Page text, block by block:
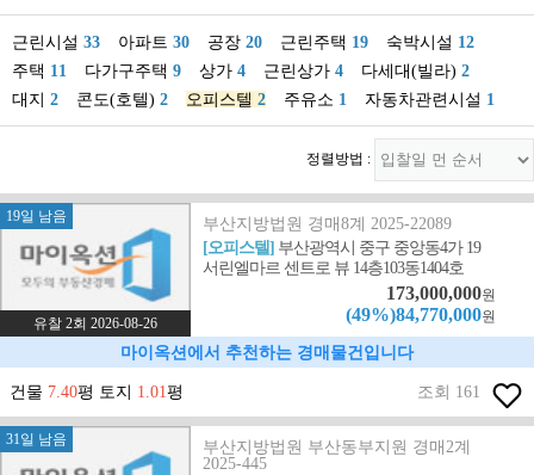
근린시설 33 아파트 30 공장 20 근린주택 19 숙박시설 12
주택 11 다가구주택 9 상가 4 근린상가 4 다세대(빌라) 2
대지 2 콘도(호텔) 2 오피스텔 2 주유소 1 자동차관련시설 1
정렬방법 :
19일 남음
유찰 2회 2026-08-26
부산지방법원 경매8계 2025-22089
[오피스텔] 부산광역시 중구 중앙동4가 19
서린엘마르 센트로 뷰 14층103동1404호
173,000,000원
(49%)84,770,000원
마이옥션에서 추천하는 경매물건입니다
건물 7.40평 토지 1.01평 조회 161
31일 남음
부산지방법원 부산동부지원 경매2계
2025-445